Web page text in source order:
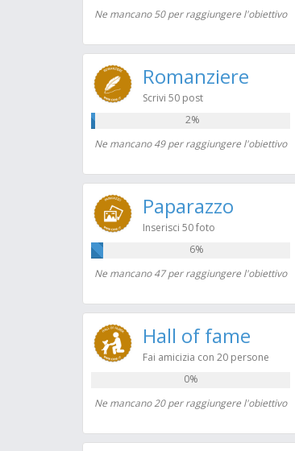
Ne mancano 50 per raggiungere l'obiettivo
Romanziere
Scrivi 50 post
2%
Ne mancano 49 per raggiungere l'obiettivo
Paparazzo
Inserisci 50 foto
6%
Ne mancano 47 per raggiungere l'obiettivo
Hall of fame
Fai amicizia con 20 persone
0%
Ne mancano 20 per raggiungere l'obiettivo